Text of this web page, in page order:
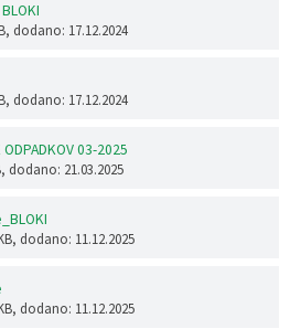
, dodano: 17.12.2024
, dodano: 17.12.2024
ODPADKOV 03-2025
, dodano: 21.03.2025
, dodano: 11.12.2025
, dodano: 11.12.2025